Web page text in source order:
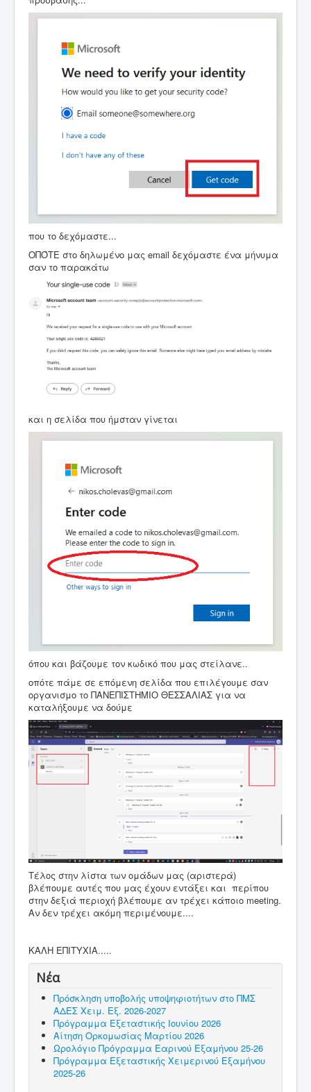
που το δεχόμαστε...
ΟΠΌΤΕ στο δηλωμένο μας email δεχόμαστε ένα μήνυμα
σαν το παρακάτω
και η σελίδα που ήμσταν γίνεται
όπου και βάζουμε τον κωδικό που μας στείλανε..
οπότε πάμε σε επόμενη σελίδα που επιλέγουμε σαν
οργανισμο το ΠΑΝΕΠΙΣΤΗΜΙΟ ΘΕΣΣΑΛΙΑΣ για να
καταλήξουμε να δούμε
Τέλος στην λίστα των ομάδων μας (αριστερά)
βλέπουμε αυτές που μας έχουν εντάξει και περίπου
στην δεξιά περιοχή βλέπουμε αν τρέχει κάποιο meeting.
Αν δεν τρέχει ακόμη περιμένουμε....
ΚΑΛΗ ΕΠΙΤΥΧΙΑ.....
Νέα
Πρόσκληση υποβολής υποψηφιοτήτων στο ΠΜΣ
ΑΔΕΣ Χειμ. Εξ. 2026-2027
Πρόγραμμα Εξεταστικής Ιουνίου 2026
Αίτηση Ορκομωσίας Μαρτίου 2026
Ωρολόγιο Πρόγραμμα Εαρινού Εξαμήνου 25-26
Πρόγραμμα Εξεταστικής Χειμερινού Εξαμήνου
2025-26